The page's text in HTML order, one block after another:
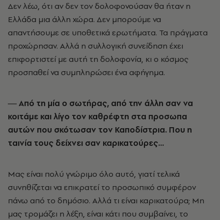
Δεν λέω, ότι αν δεν τον δολοφονούσαν θα ήταν η
Ελλάδα μια άλλη χώρα. Δεν μπορούμε να
απαντήσουμε σε υποθετικά ερωτήματα. Τα πράγματα
προχώρησαν. Αλλά η συλλογική συνείδηση έχει
επιφορτιστεί με αυτή τη δολοφονία, κι ο κόσμος
προσπαθεί να συμπληρώσει ένα αφήγημα.
― Από τη μία ο σωτήρας, από την άλλη σαν να
κοιτάμε και λίγο τον καθρέφτη στα προσωπα
αυτών που σκότωσαν τον Καποδίστρια. Που η
ταινία τους δείχνει σαν καρικατούρες…
Μας είναι πολύ γνώριμο όλο αυτό, γιατί τελικά
συνηθίζεται να επικρατεί το προσωπικό συμφέρον
πάνω από το δημόσιο. Αλλά τι είναι καρικατούρα; Μη
μας τρομάζει η λέξη, είναι κάτι που συμβαίνει, το